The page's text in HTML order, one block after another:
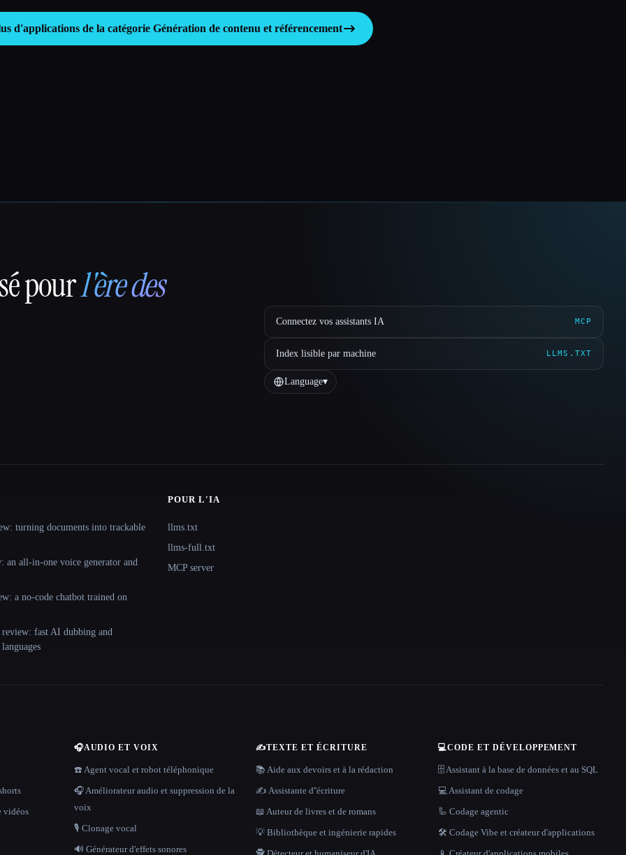
d'applications de la catégorie Génération de contenu et référencement
pourl'ère des
Connectez vos assistants IA MCP
Index lisible par machine LLMS.TXT
Language▾
turning documents into trackable
an all-in-one voice generator and
a no-code chatbot trained on
review: fast AI dubbing and
POUR L'IA
llms.txt
llms-full.txt
MCP server
vidéos
🎧AUDIO ET VOIX
☎️ Agent vocal et robot téléphonique
🎧 Améliorateur audio et suppression de la
voix
🎙️ Clonage vocal
🔊 Générateur d'effets sonores
✍️TEXTE ET ÉCRITURE
📚 Aide aux devoirs et à la rédaction
✍️ Assistante d''écriture
📖 Auteur de livres et de romans
💡 Bibliothèque et ingénierie rapides
💻CODE ET DÉVELOPPEMENT
🗄️ Assistant à la base de données et au SQL
💻 Assistant de codage
🦾 Codage agentic
🛠️ Codage Vibe et créateur d'applications